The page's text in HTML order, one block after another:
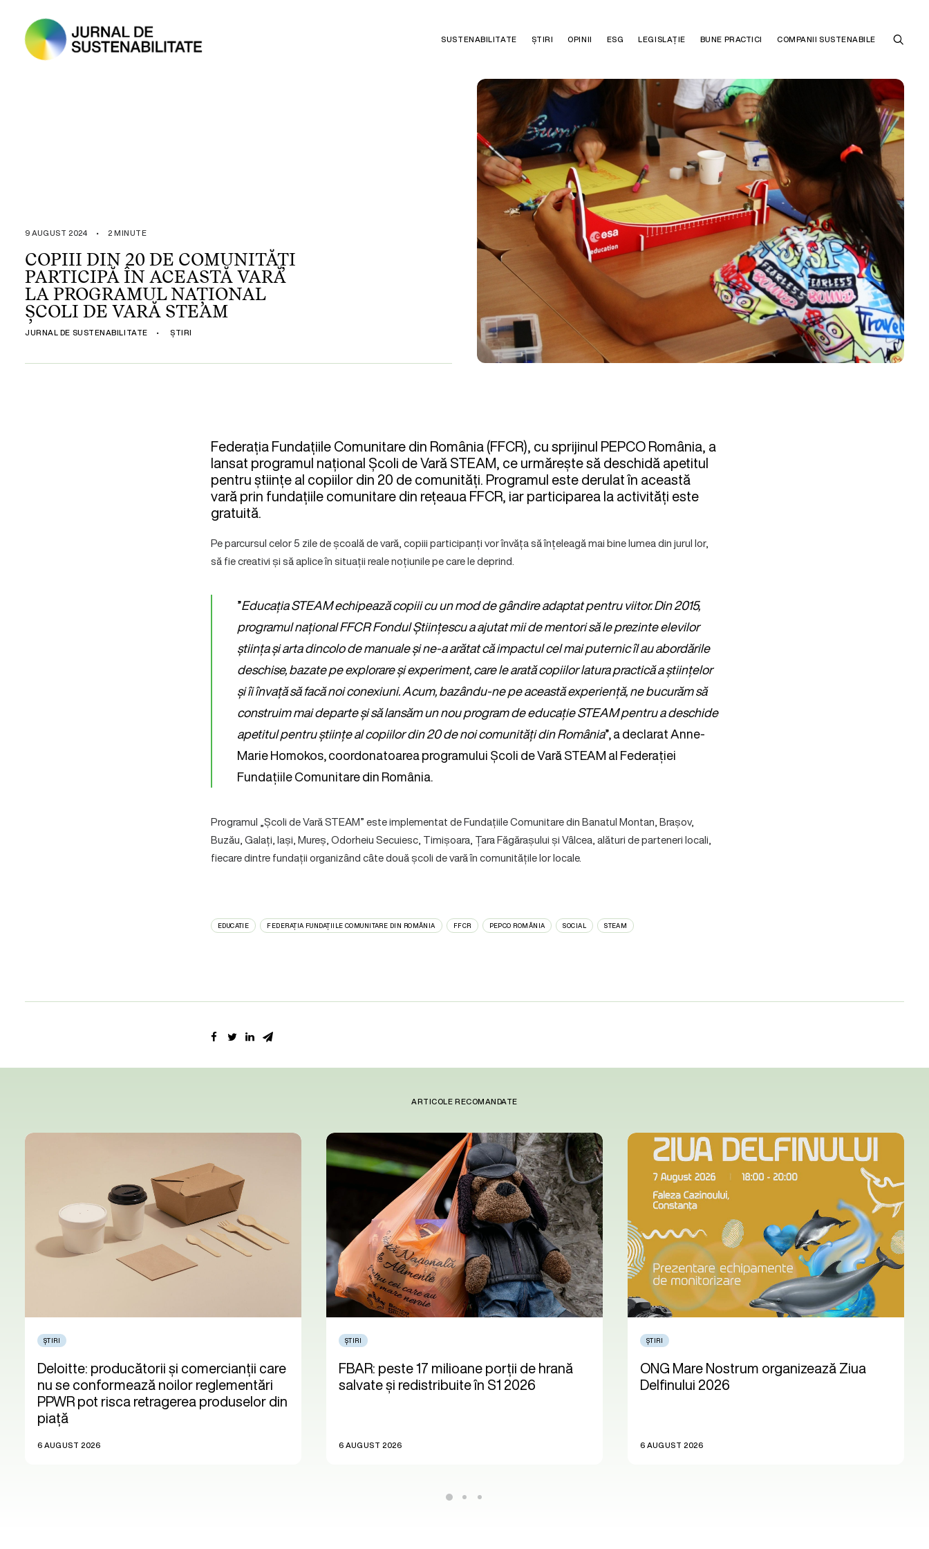
SUSTENABILITATE ȘTIRI OPINII ESG LEGISLAȚIE BUNE PRACTICI COMPANII SUSTENABILE
9 AUGUST 2024 • 2 MINUTE
COPIII DIN 20 DE COMUNITĂȚI
PARTICIPĂ ÎN ACEASTĂ VARĂ
LA PROGRAMUL NAȚIONAL
ȘCOLI DE VARĂ STEAM
JURNAL DE SUSTENABILITATE • ȘTIRI
Federația Fundațiile Comunitare din România (FFCR), cu sprijinul PEPCO România, a
lansat programul național Școli de Vară STEAM, ce urmărește să deschidă apetitul
pentru științe al copiilor din 20 de comunități. Programul este derulat în această
vară prin fundațiile comunitare din rețeaua FFCR, iar participarea la activități este
gratuită.
Pe parcursul celor 5 zile de școală de vară, copiii participanți vor învăța să înțeleagă mai bine lumea din jurul lor,
să fie creativi și să aplice în situații reale noțiunile pe care le deprind.
”Educația STEAM echipează copiii cu un mod de gândire adaptat pentru viitor. Din 2015,
programul național FFCR Fondul Științescu a ajutat mii de mentori să le prezinte elevilor
știința și arta dincolo de manuale și ne-a arătat că impactul cel mai puternic îl au abordările
deschise, bazate pe explorare și experiment, care le arată copiilor latura practică a științelor
și îi învață să facă noi conexiuni. Acum, bazându-ne pe această experiență, ne bucurăm să
construim mai departe și să lansăm un nou program de educație STEAM pentru a deschide
apetitul pentru științe al copiilor din 20 de noi comunități din România”, a declarat Anne-
Marie Homokos, coordonatoarea programului Școli de Vară STEAM al Federației
Fundațiile Comunitare din România.
Programul „Școli de Vară STEAM” este implementat de Fundațiile Comunitare din Banatul Montan, Brașov,
Buzău, Galați, Iași, Mureș, Odorheiu Secuiesc, Timișoara, Țara Făgărașului și Vâlcea, alături de parteneri locali,
fiecare dintre fundații organizând câte două școli de vară în comunitățile lor locale.
EDUCATIE FEDERAȚIA FUNDAȚIILE COMUNITARE DIN ROMÂNIA FFCR PEPCO ROMÂNIA SOCIAL STEAM
ARTICOLE RECOMANDATE
ȘTIRI
Deloitte: producătorii și comercianții care
nu se conformează noilor reglementări
PPWR pot risca retragerea produselor din
piață
6 AUGUST 2026
ȘTIRI
FBAR: peste 17 milioane porții de hrană
salvate și redistribuite în S1 2026
6 AUGUST 2026
ȘTIRI
ONG Mare Nostrum organizează Ziua
Delfinului 2026
6 AUGUST 2026